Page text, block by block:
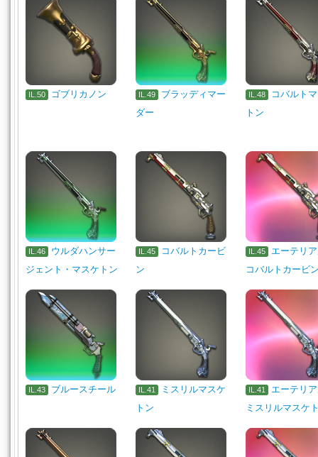
IL.50 ゴブリカノン IL.49
ブラッディマー
ダー
IL.48
コバルト
トン
IL.46
ウルダハンサー
ジェント・マスケトン
IL.45
コバルトカービ
ン
IL.45
エーテリ
コバルトカービ
IL.43 ブルースチール IL.41
ミスリルマスケ
トン
IL.41
エーテリ
ミスリルマスケ